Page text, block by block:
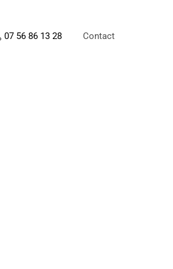
07 56 86 13 28 Contact